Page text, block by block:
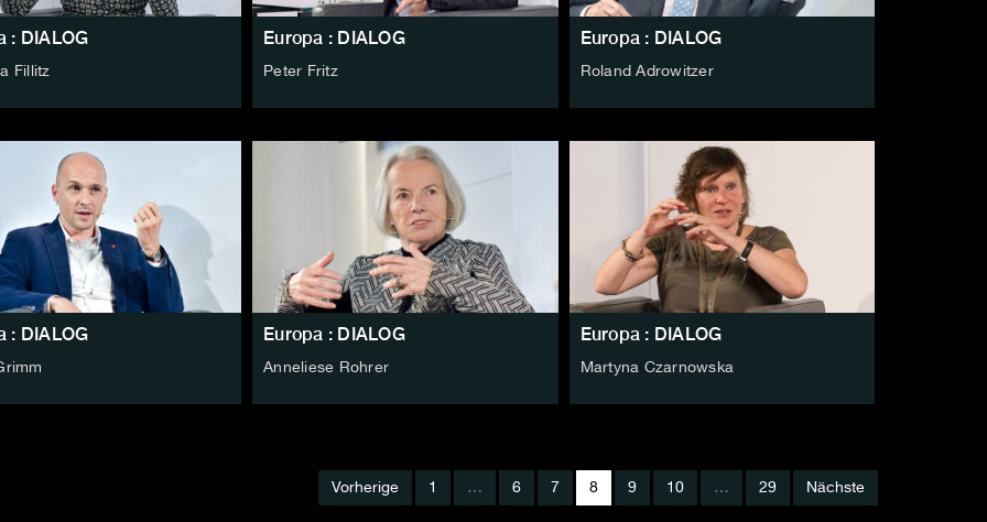
: DIALOG
Fillitz
Europa : DIALOG
Peter Fritz
Europa : DIALOG
Roland Adrowitzer
: DIALOG Europa : DIALOG
Anneliese Rohrer
Europa : DIALOG
Martyna Czarnowska
Vorherige 1 … 6 7 8 9 10 … 29 Nächste